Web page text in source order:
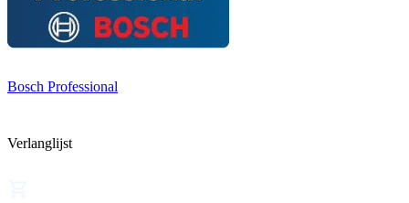
Bosch Professional
Verlanglijst